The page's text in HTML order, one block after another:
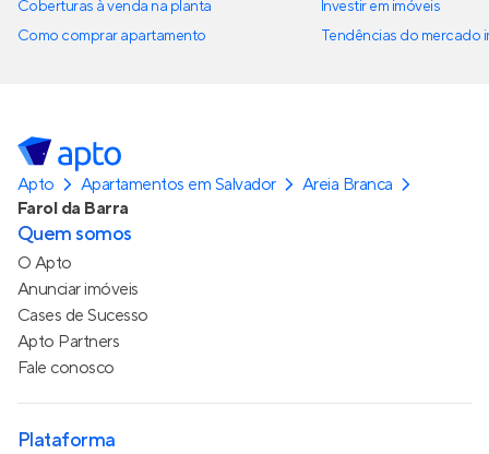
Coberturas à venda na planta
Como comprar apartamento
Investir em imóveis
Tendências do mercado
Apto Apartamentos em Salvador
Areia Branca
Farol da Barra
Quem somos
O Apto
Anunciar imóveis
Cases de Sucesso
Apto Partners
Fale conosco
Plataforma